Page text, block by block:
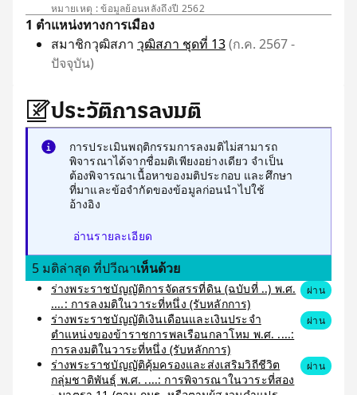
หมายเหตุ : ข้อมูลย้อนหลังถึงปี 2562
1 ตำแหน่งทางการเมือง
สมาชิกวุฒิสภา วุฒิสภา ชุดที่ 13(ก.ค. 2567 -
ปัจจุบัน)
ประวัติการลงมติ
การประเมินพฤติกรรมการลงมติไม่สามารถ
พิจารณาได้จากชื่อมติเพียงอย่างเดียว จำเป็น
ต้องพิจารณาเนื้อหาของมติประกอบ และศึกษา
ที่มาและข้อจำกัดของข้อมูลก่อนนำไปใช้
อ้างอิง
อ่านรายละเอียด
5 มติล่าสุด ที่ปวีณาเห็นด้วย
ร่างพระราชบัญญัติการจัดสรรที่ดิน (ฉบับที่ ..) พ.ศ.
....: การลงมติในวาระที่หนึ่ง (รับหลักการ)
ผ่าน
ร่างพระราชบัญญัติเงินเดือนและเงินประจำ
ตำแหน่งของข้าราชการพลเรือนกลาโหม พ.ศ. ....:
การลงมติในวาระที่หนึ่ง (รับหลักการ)
ผ่าน
ร่างพระราชบัญญัติคุ้มครองและส่งเสริมวิถีชีวิต
กลุ่มชาติพันธุ์ พ.ศ. ....: การพิจารณาในวาระที่สอง
ผ่าน